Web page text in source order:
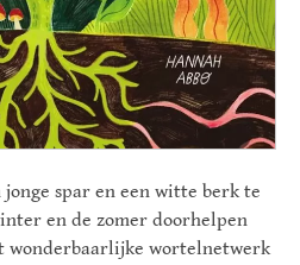
spar en een witte berk te
en de zomer doorhelpen
wonderbaarlijke wortelnetwerk